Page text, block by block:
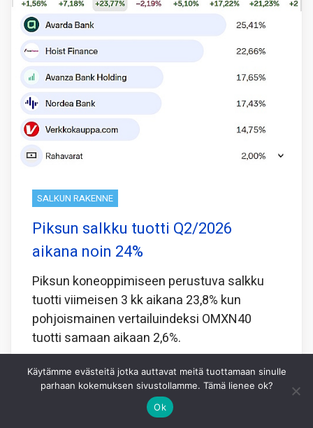
SALKUN RAKENNE
Piksun salkku tuotti Q2/2026
aikana noin 24%
Piksun koneoppimiseen perustuva salkku
tuotti viimeisen 3 kk aikana 23,8% kun
pohjoismainen vertailuindeksi OMXN40
tuotti samaan aikaan 2,6%.
Koneoppiminen laskee viimeisen 5 vuoden
perusteella minkälainen yhdistelmä
Käytämme evästeitä jotka auttavat meitä tuottamaan sinulle
parhaan kokemuksen sivustollamme. Tämä lienee ok?
Ok